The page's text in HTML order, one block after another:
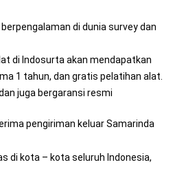
di dunia survey dan
di Indosurta akan mendapatkan
1 tahun, dan gratis pelatihan alat.
juga bergaransi resmi
pengiriman keluar Samarinda
di kota – kota seluruh Indonesia,